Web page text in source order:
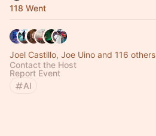
118 Went
Joel Castillo, Joe Uino and 116 others
Contact the Host
Report Event
AI